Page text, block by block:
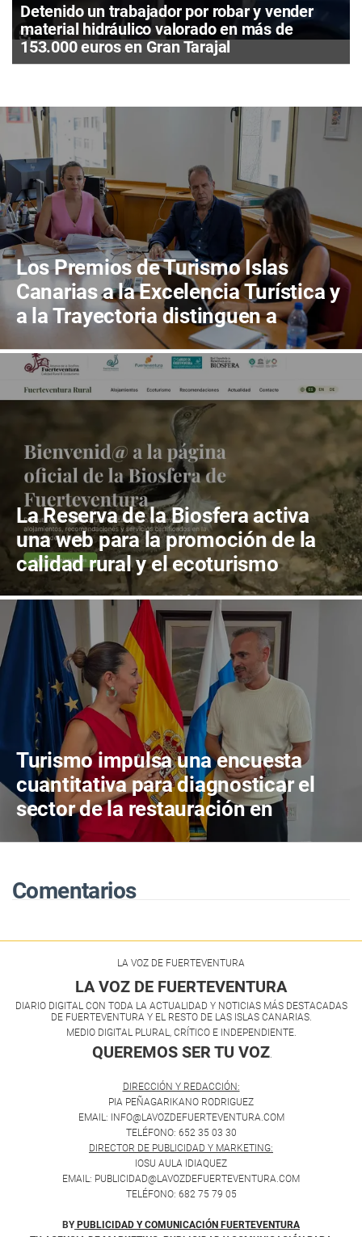
Detenido un trabajador por robar y vender
material hidráulico valorado en más de
153.000 euros en Gran Tarajal
Los Premios de Turismo Islas
Canarias a la Excelencia Turística y
a la Trayectoria distinguen a
Bodegas Conatus y a Carlos Cebriá
La Reserva de la Biosfera activa
una web para la promoción de la
calidad rural y el ecoturismo
Turismo impulsa una encuesta
cuantitativa para diagnosticar el
sector de la restauración en
Canarias
Comentarios
LA VOZ DE FUERTEVENTURA
LA VOZ DE FUERTEVENTURA
DIARIO DIGITAL CON TODA LA ACTUALIDAD Y NOTICIAS MÁS DESTACADAS
DE FUERTEVENTURA Y EL RESTO DE LAS ISLAS CANARIAS.
MEDIO DIGITAL PLURAL, CRÍTICO E INDEPENDIENTE.
QUEREMOS SER TU VOZ
DIRECCIÓN Y REDACCIÓN:
PIA PEÑAGARIKANO RODRIGUEZ
EMAIL: INFO@LAVOZDEFUERTEVENTURA.COM
TELÉFONO: 652 35 03 30
DIRECTOR DE PUBLICIDAD Y MARKETING:
IOSU AULA IDIAQUEZ
EMAIL: PUBLICIDAD@LAVOZDEFUERTEVENTURA.COM
TELÉFONO: 682 75 79 05
BY PUBLICIDAD Y COMUNICACIÓN FUERTEVENTURA